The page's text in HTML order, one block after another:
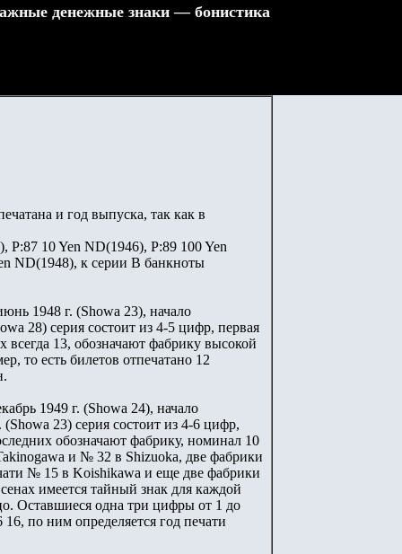
денежные знаки — бонистика
и год выпуска, так как в
P:87 10 Yen ND(1946), P:89 100 Yen
ND(1948), к серии В банкноты
1948 г. (Showa 23), начало
28) серия состоит из 4-5 цифр, первая
всегда 13, обозначают фабрику высокой
то есть билетов отпечатано 12
1949 г. (Showa 24), начало
23) серия состоит из 4-6 цифр,
обозначают фабрику, номинал 10
и № 32 в Shizuoka, две фабрики
№ 15 в Koishikawa и еще две фабрики
имеется тайный знак для каждой
Оставшиеся одна три цифры от 1 до
по ним определяется год печати